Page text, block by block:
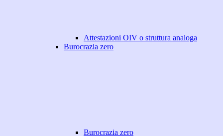
Attestazioni OIV o struttura analoga
Burocrazia zero
Burocrazia zero